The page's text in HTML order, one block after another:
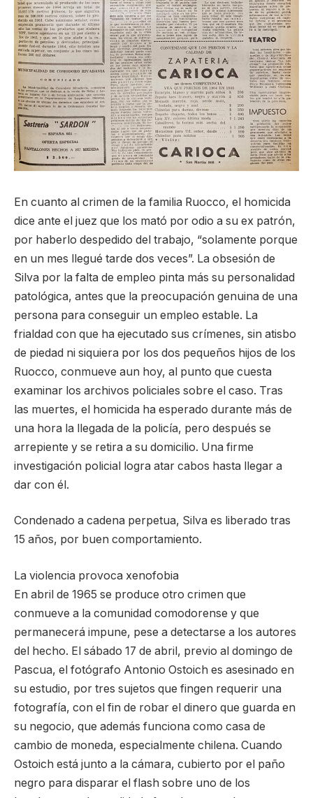
En cuanto al crimen de la familia Ruocco, el homicida
dice ante el juez que los mató por odio a su ex patrón,
por haberlo despedido del trabajo, “solamente porque
en un mes llegué tarde dos veces”. La obsesión de
Silva por la falta de empleo pinta más su personalidad
patológica, antes que la preocupación genuina de una
persona para conseguir un empleo estable. La
frialdad con que ha ejecutado sus crímenes, sin atisbo
de piedad ni siquiera por los dos pequeños hijos de los
Ruocco, conmueve aun hoy, al punto que cuesta
examinar los archivos policiales sobre el caso. Tras
las muertes, el homicida ha esperado durante más de
una hora la llegada de la policía, pero después se
arrepiente y se retira a su domicilio. Una firme
investigación policial logra atar cabos hasta llegar a
dar con él.
Condenado a cadena perpetua, Silva es liberado tras
15 años, por buen comportamiento.
La violencia provoca xenofobia
En abril de 1965 se produce otro crimen que
conmueve a la comunidad comodorense y que
permanecerá impune, pese a detectarse a los autores
del hecho. El sábado 17 de abril, previo al domingo de
Pascua, el fotógrafo Antonio Ostoich es asesinado en
su estudio, por tres sujetos que fingen requerir una
fotografía, con el fin de robar el dinero que guarda en
su negocio, que además funciona como casa de
cambio de moneda, especialmente chilena. Cuando
Ostoich está junto a la cámara, cubierto por el paño
negro para disparar el flash sobre uno de los